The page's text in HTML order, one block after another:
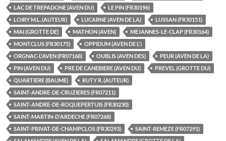
LAC DE TREPADONE (AVEN DU)
LE PIN (FR30196)
LOIRY M.L. (AUTEUR)
LUCARNE (AVEN DE LA)
LUSSAN (FR30151)
MAI (GROTTE DE)
MATHON (AVEN)
MEJANNES-LE-CLAP (FR30164)
MONTCLUS (FR30175)
OPPIDUM (AVEN DE L')
ORGNAC-L'AVEN (FR07168)
OUBLIS (AVEN DES)
PEUR (AVEN DE LA)
PIN (AVEN DU)
PRE DE CANEBIERE (AVEN DU)
PREVEL (GROTTE DU)
QUARTIERE (BAUME)
RUTY R. (AUTEUR)
SAINT-ANDRE-DE-CRUZIERES (FR07211)
SAINT-ANDRE-DE-ROQUEPERTUIS (FR30230)
SAINT-MARTIN-D'ARDECHE (FR07268)
SAINT-PRIVAT-DE-CHAMPCLOS (FR30293)
SAINT-REMEZE (FR07291)